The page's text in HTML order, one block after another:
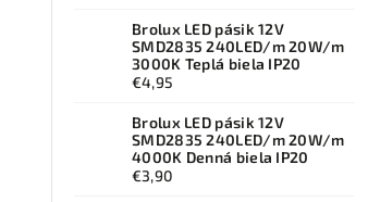
Brolux LED pásik 12V
SMD2835 240LED/m 20W/m
3000K Teplá biela IP20
€4,95
Brolux LED pásik 12V
SMD2835 240LED/m 20W/m
4000K Denná biela IP20
€3,90